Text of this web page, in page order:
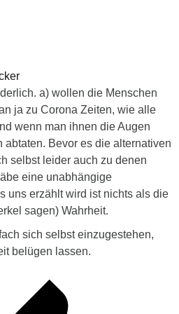
a) wollen die Menschen
ja zu Corona Zeiten, wie alle
wenn man ihnen die Augen
abtaten. Bevor es die alternativen
selbst leider auch zu denen
eine unabhängige
uns erzählt wird ist nichts als die
sagen) Wahrheit.
sich selbst einzugestehen,
belügen lassen.